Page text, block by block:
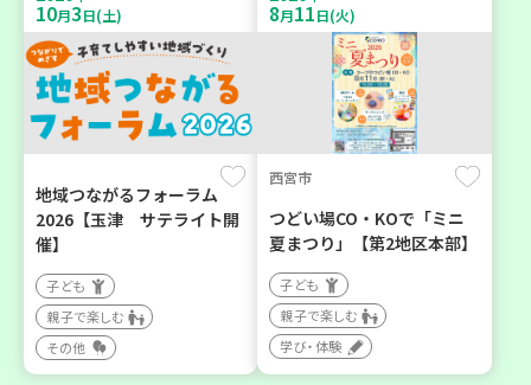
10月3日(土)
地域つながるフォーラム
2026【玉津 サテライト開
催】
子ども
親子で楽しむ
その他
8月11日(火)
西宮市
つどい場CO・KOで「ミニ
夏まつり」【第2地区本部】
子ども
親子で楽しむ
学び・体験